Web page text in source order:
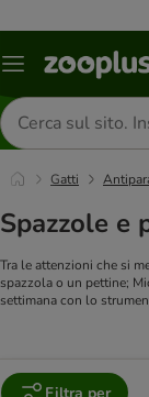
Overview
Cerca
prodotti
Gatti
Spazzole e
Tra le attenzioni che si
spazzola o un pettine;
settimana con lo
Filtra per